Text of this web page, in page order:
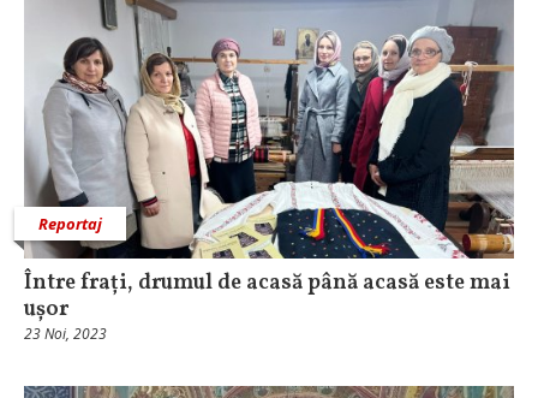
Reportaj
Între frați, drumul de acasă până acasă este mai
ușor
23 Noi, 2023